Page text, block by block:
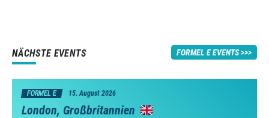
NÄCHSTE EVENTS FORMEL E EVENTS
FORMEL E 15. August 2026
London, Großbritannien